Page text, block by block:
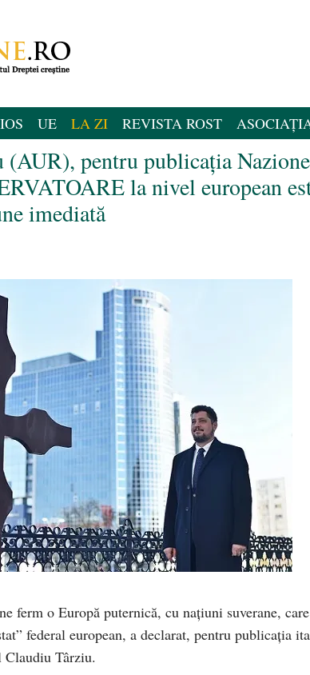
UE LA ZI REVISTA ROST
pentru publicația
la nivel european
imediată
ferm o Europă puternică, cu națiuni suverane,
federal european, a declarat, pentru publicația
Claudiu Târziu.